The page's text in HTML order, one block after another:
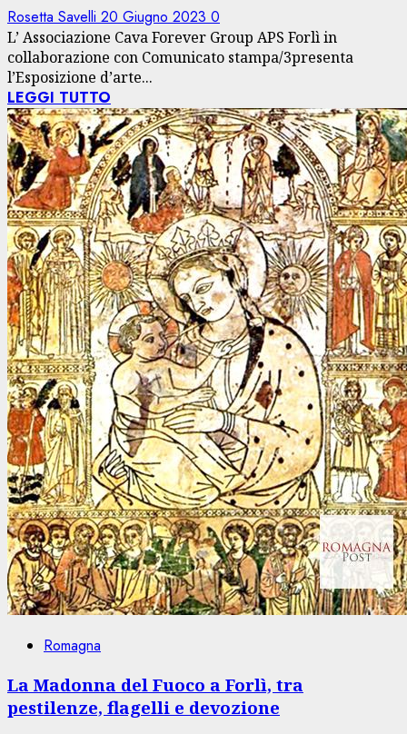
Rosetta Savelli 20 Giugno 2023 0
L’ Associazione Cava Forever Group APS Forlì in
collaborazione con Comunicato stampa/3presenta
l’Esposizione d’arte...
LEGGI TUTTO
Romagna
La Madonna del Fuoco a Forlì, tra
pestilenze, flagelli e devozione